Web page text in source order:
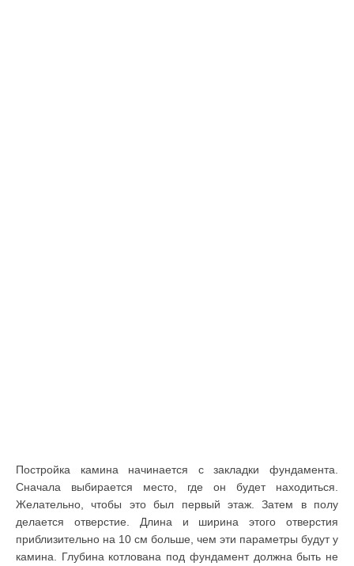
Постройка камина начинается с закладки фундамента.
Сначала выбирается место, где он будет находиться.
Желательно, чтобы это был первый этаж. Затем в полу
делается отверстие. Длина и ширина этого отверстия
приблизительно на 10 см больше, чем эти параметры будут у
камина. Глубина котлована под фундамент должна быть не